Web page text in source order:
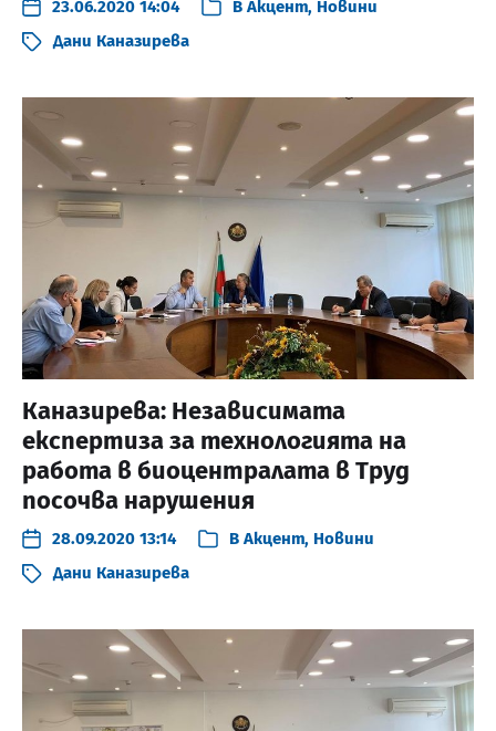
23.06.2020 14:04 В Акцент, Новини
Дани Каназирева
Каназирева: Независимата
експертиза за технологията на
работа в биоцентралата в Труд
посочва нарушения
28.09.2020 13:14 В Акцент, Новини
Дани Каназирева